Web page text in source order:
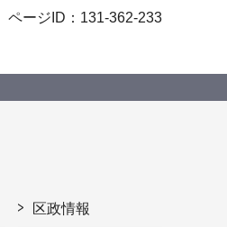
ページID：131-362-233
区政情報